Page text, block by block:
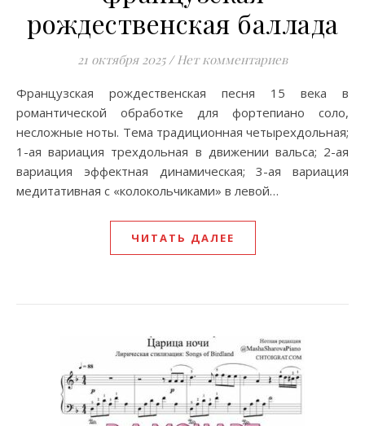
рождественская баллада
21 октября 2025 / Нет комментариев
Французская рождественская песня 15 века в
романтической обработке для фортепиано соло,
несложные ноты. Тема традиционная четырехдольная;
1-ая вариация трехдольная в движении вальса; 2-ая
вариация эффектная динамическая; 3-ая вариация
медитативная с «колокольчиками» в левой…
ЧИТАТЬ ДАЛЕЕ